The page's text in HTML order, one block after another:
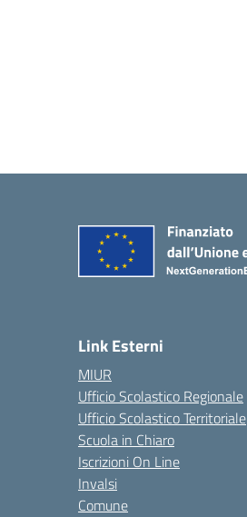
Link Esterni
MIUR
Ufficio Scolastico Regionale
Ufficio Scolastico Territoriale
Scuola in Chiaro
Iscrizioni On Line
Invalsi
Comune